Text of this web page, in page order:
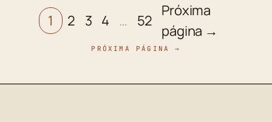
1 2 3 4 … 52
Próxima
página →
PRÓXIMA PÁGINA →